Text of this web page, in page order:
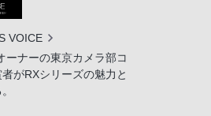
VOICE
ーナーの東京カメラ部コ
がRXシリーズの魅力と